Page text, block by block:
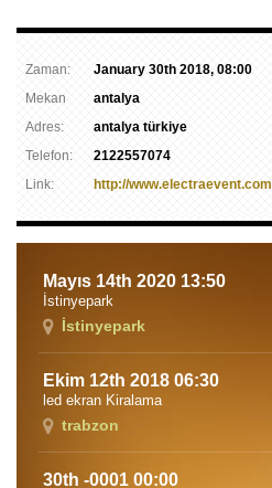
Zaman:
January 30th 2018, 08:00
Mekan
antalya
Adres:
antalya türkiye
Telefon:
2122557074
Link:
http://www.electraevent.com
Mayıs 14th 2020 13:50
İstinyepark
İstinyepark
Ekim 12th 2018 06:30
led ekran Kiralama
trabzon
30th -0001 00:00